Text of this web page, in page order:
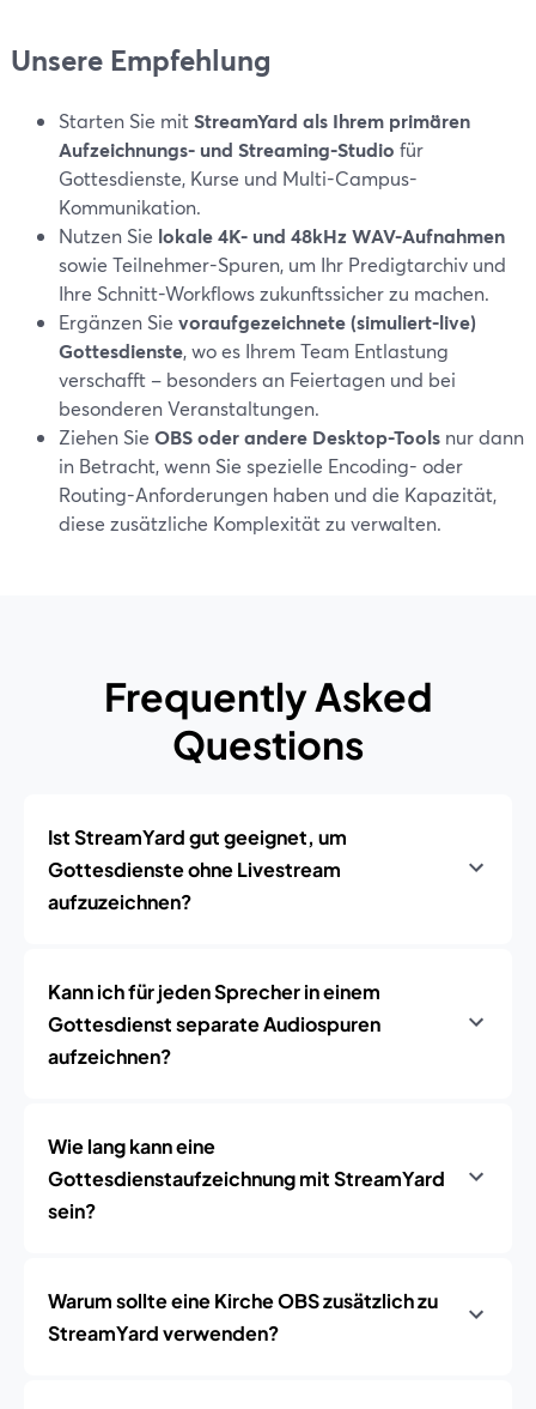
Unsere Empfehlung
Starten Sie mitStreamYard als Ihrem primären
Aufzeichnungs- und Streaming-Studio für
Gottesdienste, Kurse und Multi-Campus-
Kommunikation.
Nutzen Sie lokale 4K- und 48kHz WAV-Aufnahmen
sowie Teilnehmer-Spuren, um Ihr Predigtarchiv und
Ihre Schnitt-Workflows zukunftssicher zu machen.
Ergänzen Sie voraufgezeichnete (simuliert-live)
Gottesdienste, wo es Ihrem Team Entlastung
verschafft – besonders an Feiertagen und bei
besonderen Veranstaltungen.
Ziehen Sie OBS oder andere Desktop-Toolsnur dann
in Betracht, wenn Sie spezielle Encoding- oder
Routing-Anforderungen haben und die Kapazität,
diese zusätzliche Komplexität zu verwalten.
Frequently Asked
Questions
Ist StreamYard gut geeignet, um
Gottesdienste ohne Livestream
aufzuzeichnen?
Kann ich für jeden Sprecher in einem
Gottesdienst separate Audiospuren
aufzeichnen?
Wie lang kann eine
Gottesdienstaufzeichnung mit StreamYard
sein?
Warum sollte eine Kirche OBS zusätzlich zu
StreamYard verwenden?